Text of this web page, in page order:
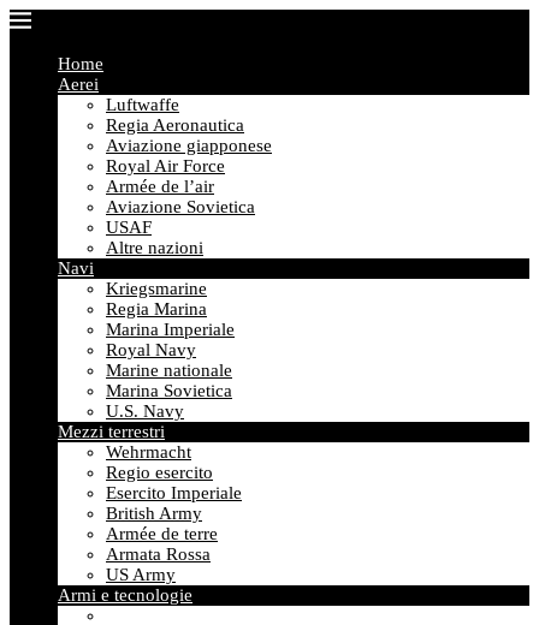
Home
Aerei
Luftwaffe
Regia Aeronautica
Aviazione giapponese
Royal Air Force
Armée de l’air
Aviazione Sovietica
USAF
Altre nazioni
Navi
Kriegsmarine
Regia Marina
Marina Imperiale
Royal Navy
Marine nationale
Marina Sovietica
U.S. Navy
Mezzi terrestri
Wehrmacht
Regio esercito
Esercito Imperiale
British Army
Armée de terre
Armata Rossa
US Army
Armi e tecnologie